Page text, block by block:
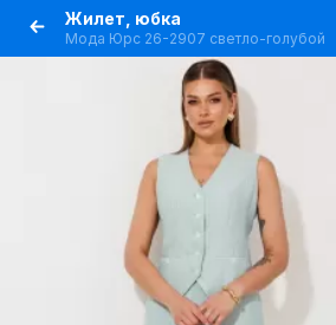
Жилет, юбка
Мода Юрс 26-2907 светло-голубой